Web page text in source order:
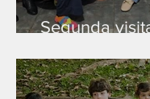
Segunda